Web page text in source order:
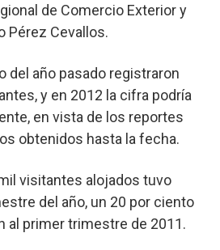
de Comercio Exterior y
Pérez Cevallos.
del año pasado registraron
y en 2012 la cifra podría
en vista de los reportes
obtenidos hasta la fecha.
visitantes alojados tuvo
del año, un 20 por ciento
al primer trimestre de 2011.